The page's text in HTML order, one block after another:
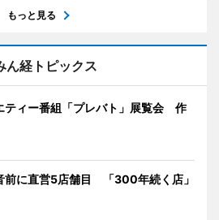
もっと見る
ん経トピックス
ティー番組「プレバト」展覧会 作
前に直営5店舗目 「300年続く店」